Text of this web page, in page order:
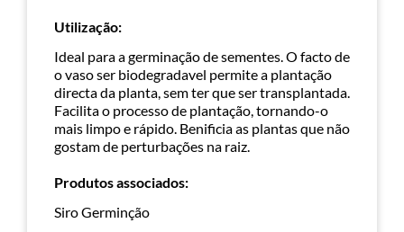
Utilização:
Ideal para a germinação de sementes. O facto de
o vaso ser biodegradavel permite a plantação
directa da planta, sem ter que ser transplantada.
Facilita o processo de plantação, tornando-o
mais limpo e rápido. Benificia as plantas que não
gostam de perturbações na raiz.
Produtos associados:
Siro Germinção